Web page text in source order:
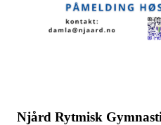
Njård Rytmisk